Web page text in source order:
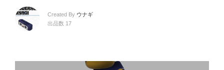
Created By ウナギ
出品数 17